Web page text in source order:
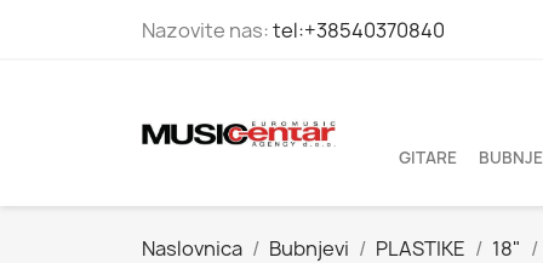
Nazovite nas:tel:+38540370840
GITARE
Naslovnica Bubnjevi PLASTIKE 18"